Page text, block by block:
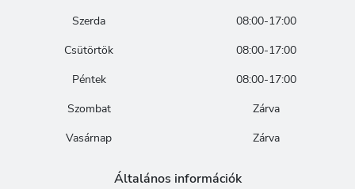
Szerda
08:00-17:00
Csütörtök
08:00-17:00
Péntek
08:00-17:00
Szombat
Zárva
Vasárnap
Zárva
Általános információk